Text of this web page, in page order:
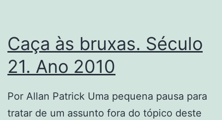
Caça às bruxas. Século
21. Ano 2010
Por Allan Patrick Uma pequena pausa para
tratar de um assunto fora do tópico deste